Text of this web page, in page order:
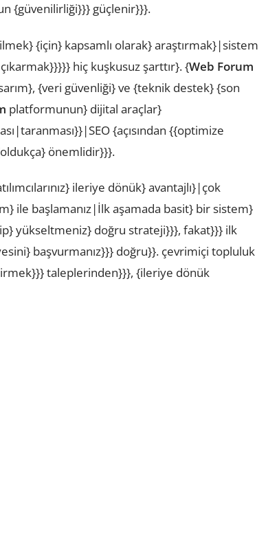
{güvenilirliği}}} güçlenir}}}.
{için} kapsamlı olarak} araştırmak}|sistem
hiç kuşkusuz şarttır}. {Web Forum
{veri güvenliği} ve {teknik destek} {son
platformunun} dijital araçlar}
{açısından {{optimize
önemlidir}}}.
ileriye dönük} avantajlı}|çok
ile başlamanız|İlk aşamada basit} bir sistem}
yükseltmeniz} doğru strateji}}}, fakat}}} ilk
başvurmanız}}} doğru}}. çevrimiçi topluluk
taleplerinden}}}, {ileriye dönük